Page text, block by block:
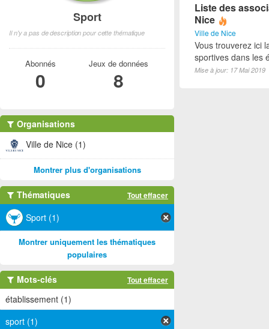
Liste des
Nice
Ville de Nice
Vous trouverez ici
sportives dans les
Mise à jour: 17 Mai 2019
Sport
Il n'y a pas de description pour cette thématique
Abonnés
0
Jeux de données
8
Organisations
Ville de Nice (1)
Montrer plus d'organisations
Thématiques Tout effacer
Sport (1)
Montrer uniquement les thématiques
populaires
Mots-clés Tout effacer
établissement (1)
sport (1)